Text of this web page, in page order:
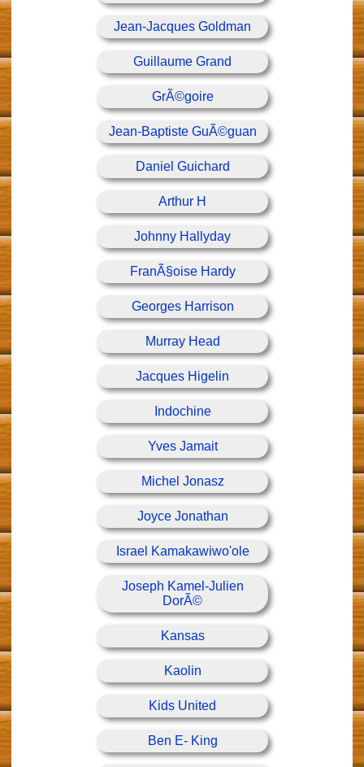
Jean-Jacques Goldman
Guillaume Grand
GrÃ©goire
Jean-Baptiste GuÃ©guan
Daniel Guichard
Arthur H
Johnny Hallyday
FranÃ§oise Hardy
Georges Harrison
Murray Head
Jacques Higelin
Indochine
Yves Jamait
Michel Jonasz
Joyce Jonathan
Israel Kamakawiwo'ole
Joseph Kamel-Julien
DorÃ©
Kansas
Kaolin
Kids United
Ben E- King